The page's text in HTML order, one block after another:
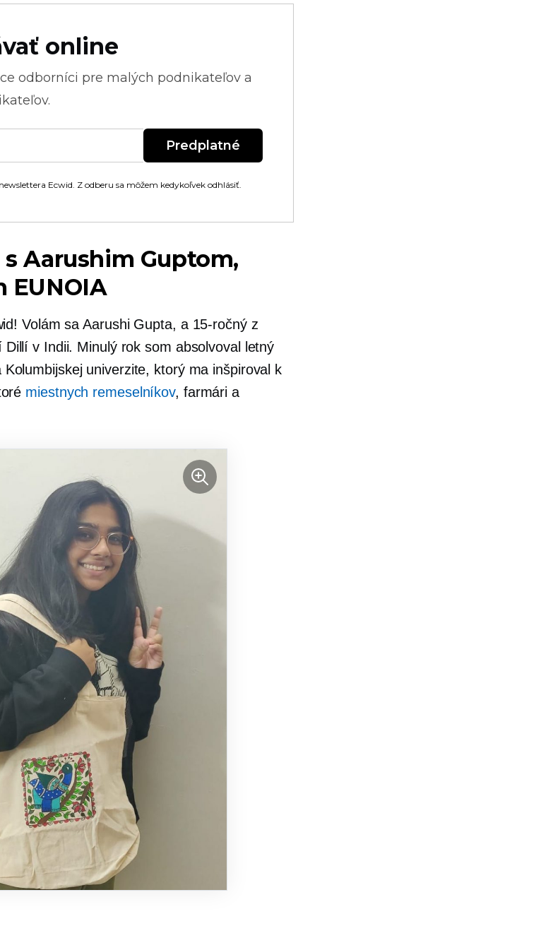
online
odborníci pre malých podnikateľov a
Predplatné
Ecwid. Z odberu sa môžem kedykoľvek odhlásiť.
Aarushim Guptom,
EUNOIA
Volám sa Aarushi Gupta, a 15-ročnýz
v Indii. Minulý rok som absolvoval letný
univerzite, ktorý ma inšpiroval k
miestnych remeselníkov, farmári a